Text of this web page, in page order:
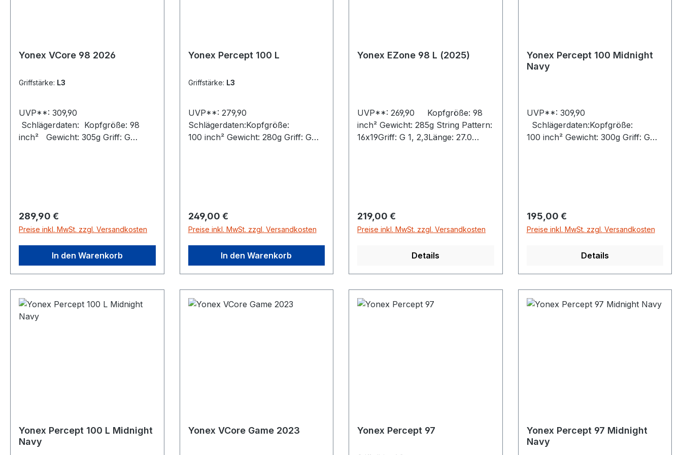
Yonex VCore 98 2026
Griffstärke: L3
UVP**: 309,90
Schlägerdaten: Kopfgröße: 98
inch² Gewicht: 305g Griff: G
Vibration Dampening Mesh 2G-
Namd Flex Force Farbe: Ruby
Red Besaitungsbild: 16/19 Made
in: JAPAN unbesaitet
Regulärer Preis:
289,90 €
Preise inkl. MwSt. zzgl. Versandkosten
In den Warenkorb
Yonex Percept 100 L
Griffstärke: L3
UVP**: 279,90
Schlägerdaten:Kopfgröße:
100 inch² Gewicht: 280g Griff: G
GreenBesaitungsbild: 16/19Empf.
Saite: POLYTOUR REV, POLYTOUR
STRIKE, REXIS SPEEDMade in
Japanunbesaitet
Regulärer Preis:
249,00 €
Preise inkl. MwSt. zzgl. Versandkosten
In den Warenkorb
Yonex EZone 98 L (2025)
UVP**: 269,90 Kopfgröße: 98
inch² Gewicht: 285g String Pattern:
16x19Griff: G 1, 2,3Länge: 27.0
Regulärer Preis:
219,00 €
Preise inkl. MwSt. zzgl. Versandkosten
Details
Yonex Percept 100 Midnight
Navy
UVP**: 309,90
Schlägerdaten:Kopfgröße:
100 inch² Gewicht: 300g Griff: G
SERVOFILTERFarbe: Midnight
NavyBesaitungsbild: 16/19Empf.
Saite: POLYTOUR REV, POLYTOUR
Japanunbesaitet YONEX GmbH
Hanns-Martin-Schleyer-Str. 11
Regulärer Preis:
195,00 €
Preise inkl. MwSt. zzgl. Versandkosten
Details
Yonex Percept 100 L Midnight
Navy
Yonex VCore Game 2023 Yonex Percept 97
Yonex Percept 97 Midnight
Navy